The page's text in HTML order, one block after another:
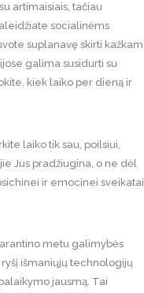
artimaisiais, tačiau
socialinėms
suplanavę skirti kažkam
galima susidurti su
kiek laiko per dieną ir
laiko tik sau, poilsiui,
Jus pradžiugina, o ne dėl
ir emocinei sveikatai.
metu galimybės
išmaniųjų technologijų
jausmą. Tai